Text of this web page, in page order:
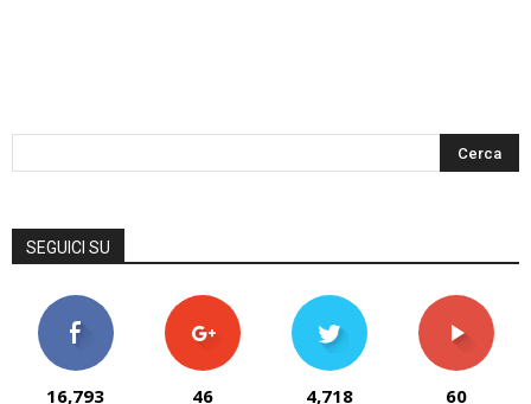
SEGUICI SU
16,793 46 4,718 60